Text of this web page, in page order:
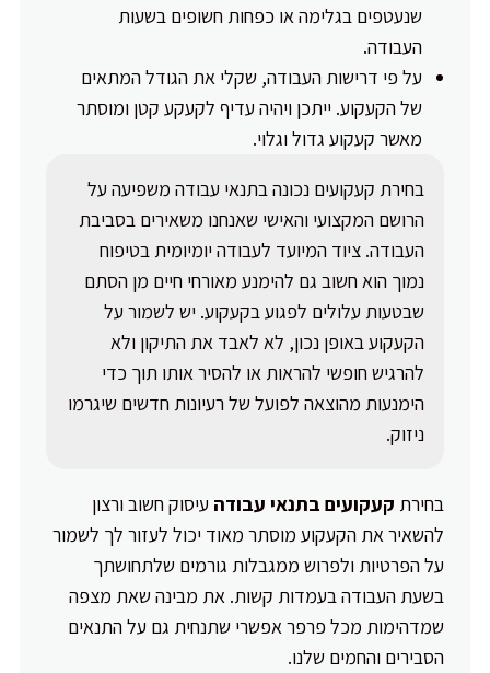
שנעטפים בגלימה או כפחות חשופים בשעות
העבודה.
על פי דרישות העבודה, שקלי את הגודל המתאים
של הקעקוע. ייתכן ויהיה עדיף לקעקע קטן ומוסתר
מאשר קעקוע גדול וגלוי.
בחירת קעקועים נכונה בתנאי עבודה משפיעה על
הרושם המקצועי והאישי שאנחנו משאירים בסביבת
העבודה. ציוד המיועד לעבודה יומיומית בטיפוח
נמוך הוא חשוב גם להימנע מאורחי חיים מן הסתם
שבטעות עלולים לפגוע בקעקוע. יש לשמור על
הקעקוע באופן נכון, לא לאבד את התיקון ולא
להרגיש חופשי להראות או להסיר אותו תוך כדי
הימנעות מהוצאה לפועל של רעיונות חדשים שיגרמו
ניזוק.
בחירת קעקועים בתנאי עבודה עיסוק חשוב ורצון
להשאיר את הקעקוע מוסתר מאוד יכול לעזור לך לשמור
על הפרטיות ולפרוש ממגבלות גורמים שלתחושתך
בשעת העבודה בעמדות קשות. את מבינה שאת מצפה
שמדהימות מכל פרפר אפשרי שתנחית גם על התנאים
הסבירים והחמים שלנו.